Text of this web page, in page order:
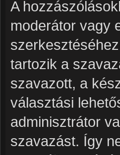
A
moderátor vagy
tartozik a
szavazott, a
választási
adminisztrátor
szavazást. Így